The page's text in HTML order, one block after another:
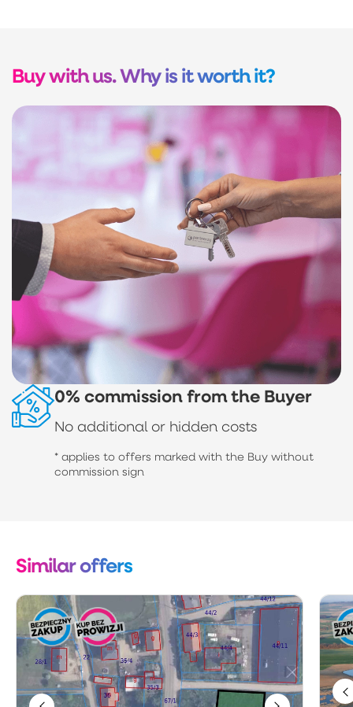
Buy with us. Why is it worth it?
0% commission from the Buyer
No additional or hidden costs
* applies to offers marked with the Buy without
commission sign
Similar offers